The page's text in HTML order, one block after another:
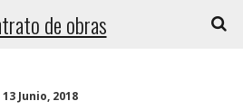
de obras
13 Junio, 2018